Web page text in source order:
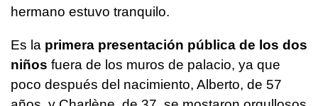
hermano estuvo tranquilo.
Es la primera presentación pública de los dos
niños fuera de los muros de palacio, ya que
poco después del nacimiento, Alberto, de 57